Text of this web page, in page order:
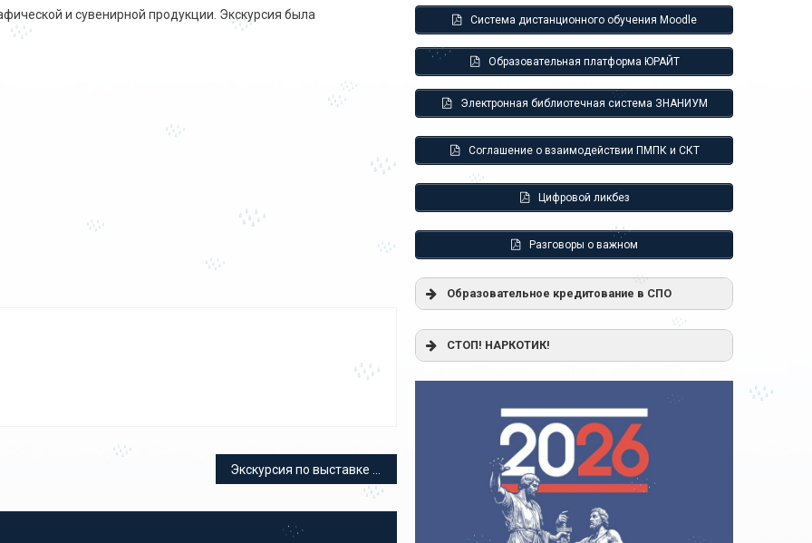
и сувенирной продукции. Экскурсия была
Система дистанционного обучения Moodle
Образовательная платформа ЮРАЙТ
Электронная библиотечная система ЗНАНИУМ
Соглашение о взаимодействии ПМПК и СКТ
Цифровой ликбез
Разговоры о важном
Образовательное кредитование в СПО
Постановление Правительства РФ от
17.11.2025 г. № 1824 «О государственной
поддержке образовательного кредитования»
Распоряжение Правительства РФ от 17.11.2025
г. № 3326-р
Образовательное кредитование: пособие для
студентов СПО
СТОП! НАРКОТИК!
Сделай правильный выбор